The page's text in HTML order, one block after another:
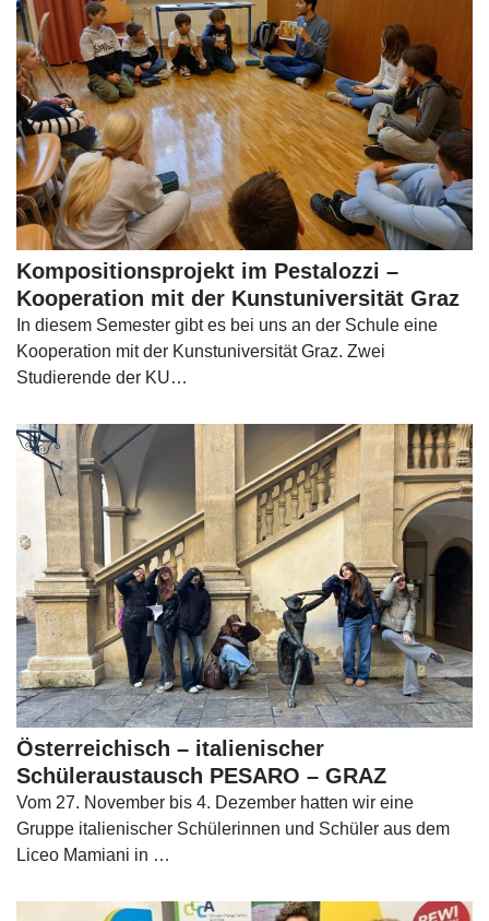
Kompositionsprojekt im Pestalozzi –
Kooperation mit der Kunstuniversität Graz
In diesem Semester gibt es bei uns an der Schule eine
Kooperation mit der Kunstuniversität Graz. Zwei
Studierende der KU…
Österreichisch – italienischer
Schüleraustausch PESARO – GRAZ
Vom 27. November bis 4. Dezember hatten wir eine
Gruppe italienischer Schülerinnen und Schüler aus dem
Liceo Mamiani in …